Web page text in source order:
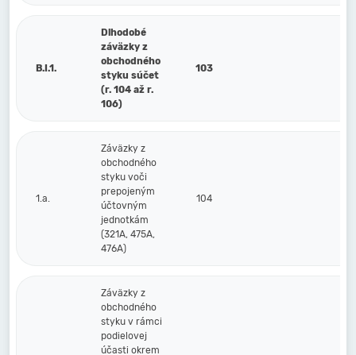
B.I.1.
Dlhodobé
záväzky z
obchodného
styku súčet
(r. 104 až r.
106)
103
1.a.
Záväzky z
obchodného
styku voči
prepojeným
účtovným
jednotkám
(321A, 475A,
476A)
104
Záväzky z
obchodného
styku v rámci
podielovej
účasti okrem